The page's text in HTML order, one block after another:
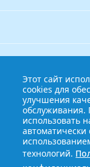
Этот сайт
cookies для
улучшения
обслуживания.
использовать
автоматически
технологий.